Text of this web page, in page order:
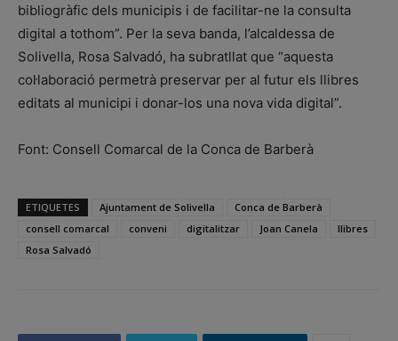
bibliogràfic dels municipis i de facilitar-ne la consulta
digital a tothom”. Per la seva banda, l’alcaldessa de
Solivella, Rosa Salvadó, ha subratllat que “aquesta
col·laboració permetrà preservar per al futur els llibres
editats al municipi i donar-los una nova vida digital”.
Font: Consell Comarcal de la Conca de Barberà
ETIQUETES Ajuntament de Solivella
Conca de Barberà
consell comarcal
conveni digitalitzar Joan Canela
llibres
Rosa Salvadó